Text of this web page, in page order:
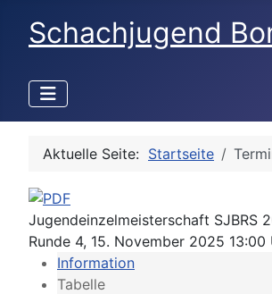
Schachjugend
Aktuelle Seite: Startseite
Jugendeinzelmeisterschaft SJBRS
Runde 4, 15. November 2025 13:00
Information
Tabelle